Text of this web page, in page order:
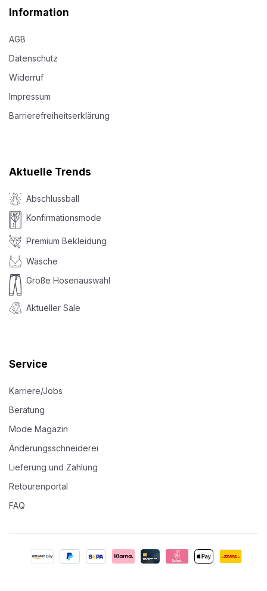
Information
AGB
Datenschutz
Widerruf
Impressum
Barrierefreiheitserklärung
Aktuelle Trends
Abschlussball
Konfirmationsmode
Premium Bekleidung
Wäsche
Große Hosenauswahl
Aktueller Sale
Service
Karriere/Jobs
Beratung
Mode Magazin
Änderungsschneiderei
Lieferung und Zahlung
Retourenportal
FAQ